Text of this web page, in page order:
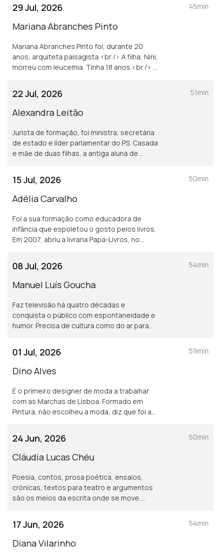
29 Jul, 2026
Mariana Abranches Pinto
Mariana Abranches Pinto foi, durante 20
anos, arquiteta paisagista.<br /> A filha, Nini,
morreu com leucemia. Tinha 18 anos.<br /> É
foco no fim de vida.
45min
22 Jul, 2026
Alexandra Leitão
Jurista de formação, foi ministra, secretária
de estado e líder parlamentar do PS. Casada
e mãe de duas filhas, a antiga aluna de
51min
15 Jul, 2026
Adélia Carvalho
Foi a sua formação como educadora de
infância que espoletou o gosto pelos livros.
Em 2007, abriu a livraria Papa-Livros, no
50min
08 Jul, 2026
Manuel Luís Goucha
Faz televisão há quatro décadas e
conquista o público com espontaneidade e
humor. Precisa de cultura como do ar para
que encontra paz.
54min
01 Jul, 2026
Dino Alves
É o primeiro designer de moda a trabalhar
com as Marchas de Lisboa. Formado em
Pintura, não escolheu a moda, diz que foi a
resgatava roupa em casa.
59min
24 Jun, 2026
Cláudia Lucas Chéu
Poesia, contos, prosa poética, ensaios,
crónicas, textos para teatro e argumentos
são os meios da escrita onde se move.
e encenadora.
50min
17 Jun, 2026
Diana Vilarinho
54min